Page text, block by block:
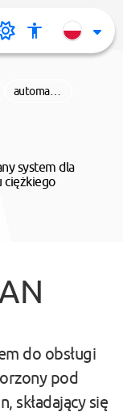
automatyzacja
system dla
ciężkiego
Menu
Tryb
ciemny
do obsługi
pod
składający się